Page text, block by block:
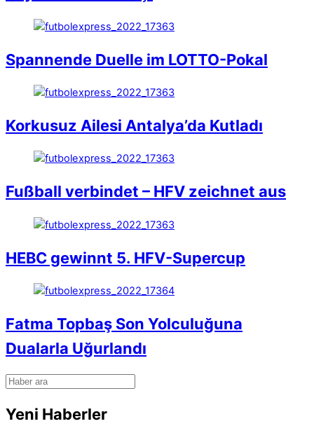
Spannende Duelle im LOTTO-Pokal
Korkusuz Ailesi Antalya’da Kutladı
Fußball verbindet – HFV zeichnet aus
HEBC gewinnt 5. HFV-Supercup
Fatma Topbaş Son Yolculuğuna
Dualarla Uğurlandı
Yeni Haberler